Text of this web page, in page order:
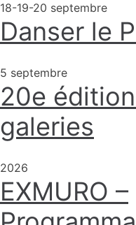
18-19-20 septembre
Danser le
5 septembre
20e
galeries
2026
EXMURO –